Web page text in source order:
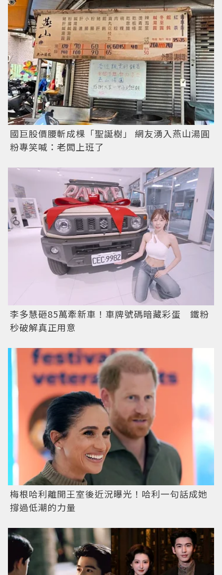
國巨股價腰斬成棵「聖誕樹」 網友湧入燕山湯圓
粉專笑喊：老闆上班了
李多慧砸85萬牽新車！車牌號碼暗藏彩蛋 鐵粉
秒破解真正用意
梅根哈利離開王室後近況曝光！哈利一句話成她
撐過低潮的力量